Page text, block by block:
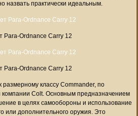
назвать практически идеальным.
Para-Ordnance Carry 12
Para-Ordnance Carry 12
размерному классу Commander, по
Colt. Основным предназначением
в целях самообороны и использование
или дополнительного оружия. Это